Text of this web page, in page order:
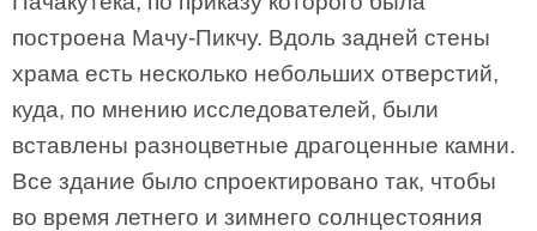
построена Мачу-Пикчу. Вдоль задней стены
храма есть несколько небольших отверстий,
куда, по мнению исследователей, были
вставлены разноцветные драгоценные камни.
Все здание было спроектировано так, чтобы
во время летнего и зимнего солнцестояния